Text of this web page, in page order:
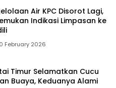
Air KPC Disorot Lagi,
Indikasi Limpasan ke
February 2026
Timur Selamatkan Cucu
Buaya, Keduanya Alami